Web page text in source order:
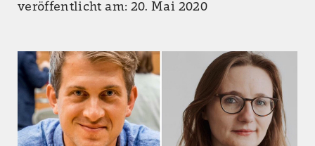
veröffentlicht am: 20. Mai 2020